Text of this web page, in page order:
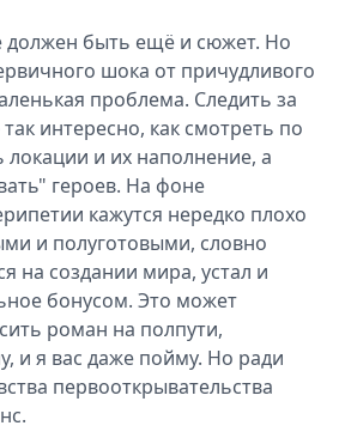
должен быть ещё и сюжет. Но
шока от причудливого
проблема. Следить за
интересно, как смотреть по
локации и их наполнение, а
героев. На фоне
кажутся нередко плохо
и полуготовыми, словно
на создании мира, устал и
бонусом. Это может
роман на полпути,
и я вас даже пойму. Но ради
первооткрывательства